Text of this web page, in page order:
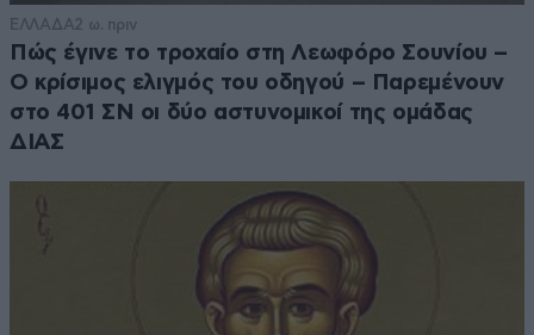
ΕΛΛΑΔΑ2 ω. πριν
Πώς έγινε το τροχαίο στη Λεωφόρο Σουνίου –
Ο κρίσιμος ελιγμός του οδηγού – Παρεμένουν
στο 401 ΣΝ οι δύο αστυνομικοί της ομάδας
ΔΙΑΣ